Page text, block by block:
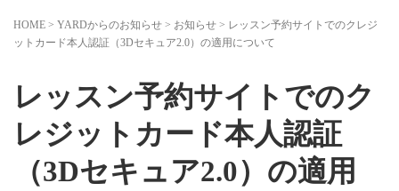
HOME > YARDからのお知らせ > お知らせ > レッスン予約サイトでのクレジ
ットカード本人認証（3Dセキュア2.0）の適用について
レッスン予約サイトでのク
レジットカード本人認証
（3Dセキュア2.0）の適用